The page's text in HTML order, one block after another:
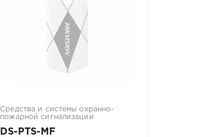
Средства и системы охранно-
пожарной сигнализации
DS-PTS-MF